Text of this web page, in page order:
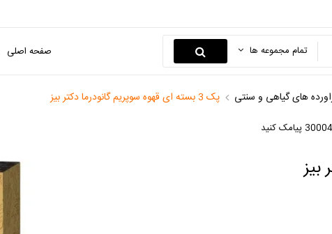
صفحه اصلی تمام مجموعه ها
های گیاهی و سنتی پک 3 بسته ای قهوه سوپریم گانودرما دکتر بیز